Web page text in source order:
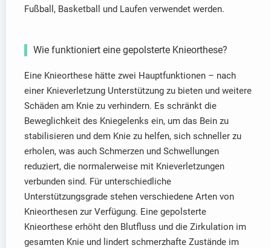
Fußball, Basketball und Laufen verwendet werden.
Wie funktioniert eine gepolsterte Knieorthese?
Eine Knieorthese hätte zwei Hauptfunktionen – nach
einer Knieverletzung Unterstützung zu bieten und weitere
Schäden am Knie zu verhindern. Es schränkt die
Beweglichkeit des Kniegelenks ein, um das Bein zu
stabilisieren und dem Knie zu helfen, sich schneller zu
erholen, was auch Schmerzen und Schwellungen
reduziert, die normalerweise mit Knieverletzungen
verbunden sind. Für unterschiedliche
Unterstützungsgrade stehen verschiedene Arten von
Knieorthesen zur Verfügung. Eine gepolsterte
Knieorthese erhöht den Blutfluss und die Zirkulation im
gesamten Knie und lindert schmerzhafte Zustände im